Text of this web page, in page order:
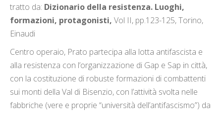
tratto da: Dizionario della resistenza. Luoghi,
formazioni, protagonisti, Vol II, pp.123-125, Torino,
Einaudi
Centro operaio, Prato partecipa alla lotta antifascista e
alla resistenza con l’organizzazione di Gap e Sap in città,
con la costituzione di robuste formazioni di combattenti
sui monti della Val di Bisenzio, con l’attività svolta nelle
fabbriche (vere e proprie “università dell’antifascismo”) da